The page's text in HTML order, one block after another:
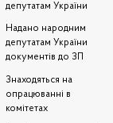
депутатам України
Надано народним
депутатам України
документів до ЗП
Знаходяться на
опрацюванні в
комітетах